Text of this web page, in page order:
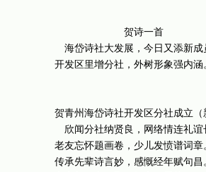
贺诗一首
海岱诗社大发展，今日又添新成
开发区里增分社，外树形象强内涵
贺青州海岱诗社开发区分社成立（
欣闻分社纳贤良，网络情连礼谊
老友忘怀题画卷，少儿发愤谱词章
传承先辈诗言妙，感慨经年赋句昌